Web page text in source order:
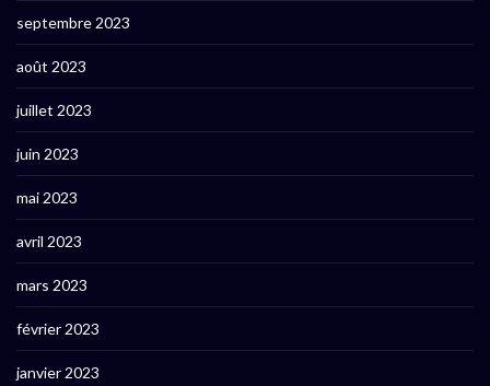
septembre 2023
août 2023
juillet 2023
juin 2023
mai 2023
avril 2023
mars 2023
février 2023
janvier 2023